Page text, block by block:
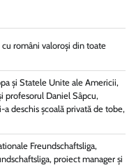
români valoroși din toate
și Statele Unite ale Americii,
profesorul Daniel Sâpcu,
deschis școală privată de tobe,
Freundschaftsliga,
proiect manager și